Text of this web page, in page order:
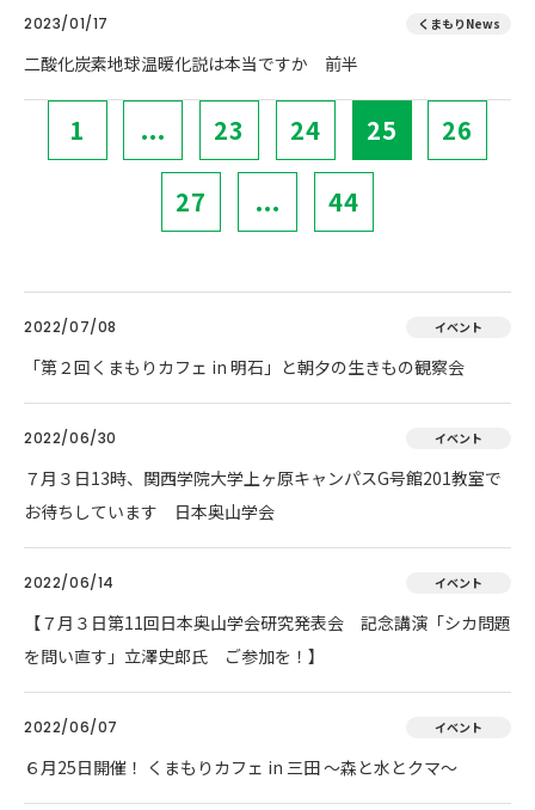
2023/01/17 くまもりNews
二酸化炭素地球温暖化説は本当ですか 前半
1 ... 23 24 25 26
27 ... 44
2022/07/08 イベント
「第２回くまもりカフェ in 明石」と朝夕の生きもの観察会
2022/06/30 イベント
７月３日13時、関西学院大学上ヶ原キャンパスG号館201教室で
お待ちしています 日本奥山学会
2022/06/14 イベント
【７月３日第11回日本奥山学会研究発表会 記念講演「シカ問題
を問い直す」立澤史郎氏 ご参加を！】
2022/06/07 イベント
６月25日開催！ くまもりカフェ in 三田 ～森と水とクマ～